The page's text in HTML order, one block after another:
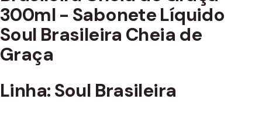
300ml - Sabonete Líquido
Soul Brasileira Cheia de
Graça
Linha: Soul Brasileira